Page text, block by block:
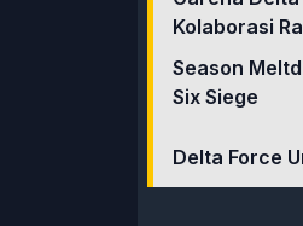
Kolaborasi
Season
Six Siege
Delta Force